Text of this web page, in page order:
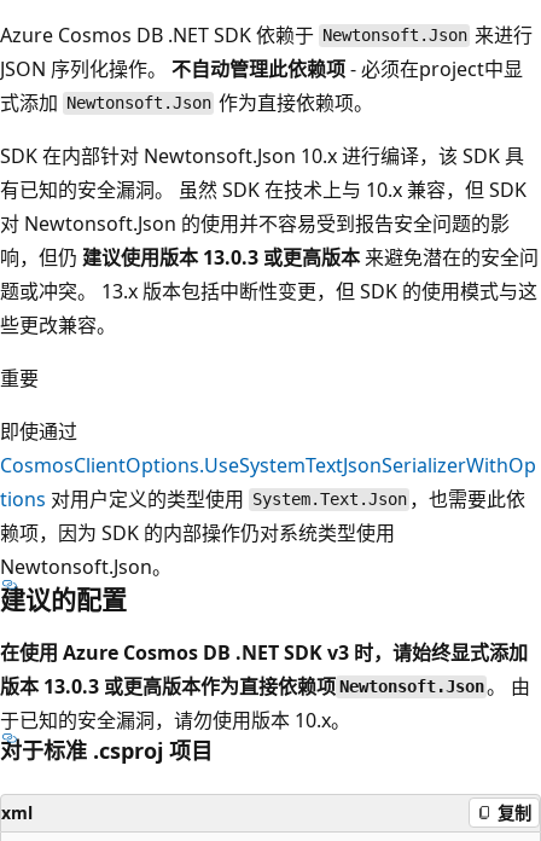
Azure Cosmos DB .NET SDK 依赖于 Newtonsoft.Json 来进行
JSON 序列化操作。 不自动管理此依赖项- 必须在project中显
式添加 Newtonsoft.Json 作为直接依赖项。
SDK 在内部针对 Newtonsoft.Json 10.x 进行编译，该 SDK 具
有已知的安全漏洞。 虽然 SDK 在技术上与 10.x 兼容，但 SDK
对 Newtonsoft.Json 的使用并不容易受到报告安全问题的影
响，但仍 建议使用版本 13.0.3 或更高版本来避免潜在的安全问
题或冲突。 13.x 版本包括中断性变更，但 SDK 的使用模式与这
些更改兼容。
重要
即使通过
CosmosClientOptions.UseSystemTextJsonSerializerWithOp
tions 对用户定义的类型使用 System.Text.Json ，也需要此依
赖项，因为 SDK 的内部操作仍对系统类型使用
Newtonsoft.Json。
建议的配置
在使用 Azure Cosmos DB .NET SDK v3 时，请始终显式添加
版本 13.0.3 或更高版本作为直接依赖项Newtonsoft.Json。 由
于已知的安全漏洞，请勿使用版本 10.x。
对于标准 .csproj 项目
xml 复制